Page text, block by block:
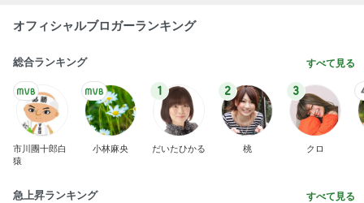
オフィシャルブロガーランキング
総合ランキング すべて見る
市川團十郎白
猿
小林麻央
1
だいたひかる
2
桃
3
クロ
急上昇ランキング すべて見る